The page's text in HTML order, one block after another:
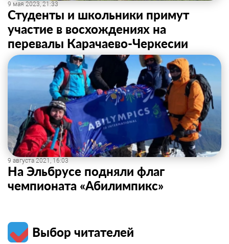
9 мая 2023, 21:33
Студенты и школьники примут
участие в восхождениях на
перевалы Карачаево-Черкесии
9 августа 2021, 16:03
На Эльбрусе подняли флаг
чемпионата «Абилимпикс»
Выбор читателей